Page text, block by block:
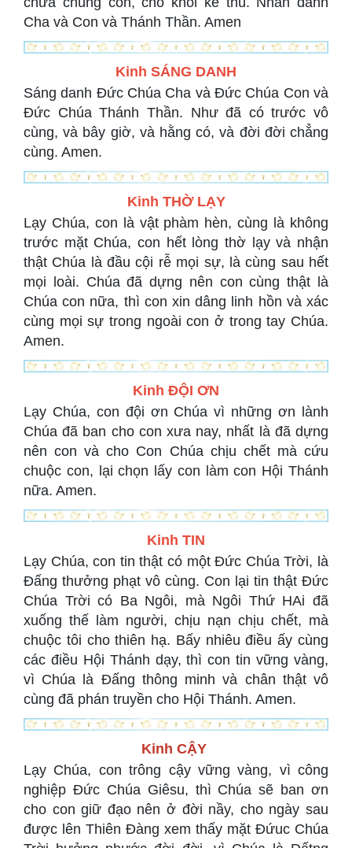
Cha và Con và Thánh Thần. Amen
Kinh SÁNG DANH
Sáng danh Đức Chúa Cha và Đức Chúa Con và
Đức Chúa Thánh Thần. Như đã có trước vô
cùng, và bây giờ, và hằng có, và đời đời chẳng
cùng. Amen.
Kinh THỜ LẠY
Lạy Chúa, con là vật phàm hèn, cùng là không
trước mặt Chúa, con hết lòng thờ lạy và nhận
thật Chúa là đầu cội rễ mọi sự, là cùng sau hết
mọi loài. Chúa đã dựng nên con cùng thật là
Chúa con nữa, thì con xin dâng linh hồn và xác
cùng mọi sự trong ngoài con ở trong tay Chúa.
Amen.
Kinh ĐỘI ƠN
Lạy Chúa, con đội ơn Chúa vì những ơn lành
Chúa đã ban cho con xưa nay, nhất là đã dựng
nên con và cho Con Chúa chịu chết mà cứu
chuộc con, lại chọn lấy con làm con Hội Thánh
nữa. Amen.
Kinh TIN
Lạy Chúa, con tin thật có một Đức Chúa Trời, là
Đấng thưởng phạt vô cùng. Con lại tin thật Đức
Chúa Trời có Ba Ngôi, mà Ngôi Thứ HAi đã
xuống thế làm người, chịu nạn chịu chết, mà
chuộc tôi cho thiên hạ. Bấy nhiêu điều ấy cùng
các điều Hội Thánh dạy, thì con tin vững vàng,
vì Chúa là Đấng thông minh và chân thật vô
cùng đã phán truyền cho Hội Thánh. Amen.
Kinh CẬY
Lạy Chúa, con trông cậy vững vàng, vì công
nghiệp Đức Chúa Giêsu, thì Chúa sẽ ban ơn
cho con giữ đạo nên ở đời nầy, cho ngày sau
được lên Thiên Đàng xem thấy mặt Đứuc Chúa